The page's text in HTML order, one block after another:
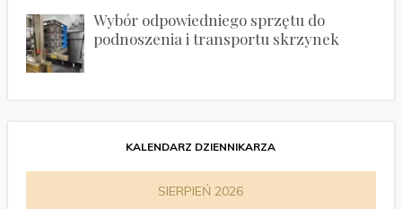
Wybór odpowiedniego sprzętu do
podnoszenia i transportu skrzynek
KALENDARZ DZIENNIKARZA
SIERPIEŃ 2026